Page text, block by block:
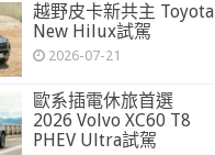
越野皮卡新共主 Toyota
New Hilux試駕
2026-07-21
歐系插電休旅首選
2026 Volvo XC60 T8
PHEV Ultra試駕